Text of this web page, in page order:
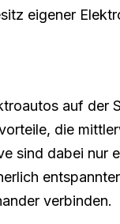
eigener
auf der
die
sind dabei nur
verbinden.